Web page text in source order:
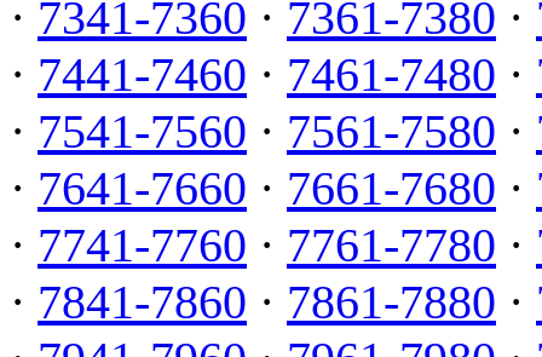
· 7341-7360 · 7361-7380 ·
· 7441-7460 · 7461-7480 ·
· 7541-7560 · 7561-7580 ·
· 7641-7660 · 7661-7680 ·
· 7741-7760 · 7761-7780 ·
· 7841-7860 · 7861-7880 ·